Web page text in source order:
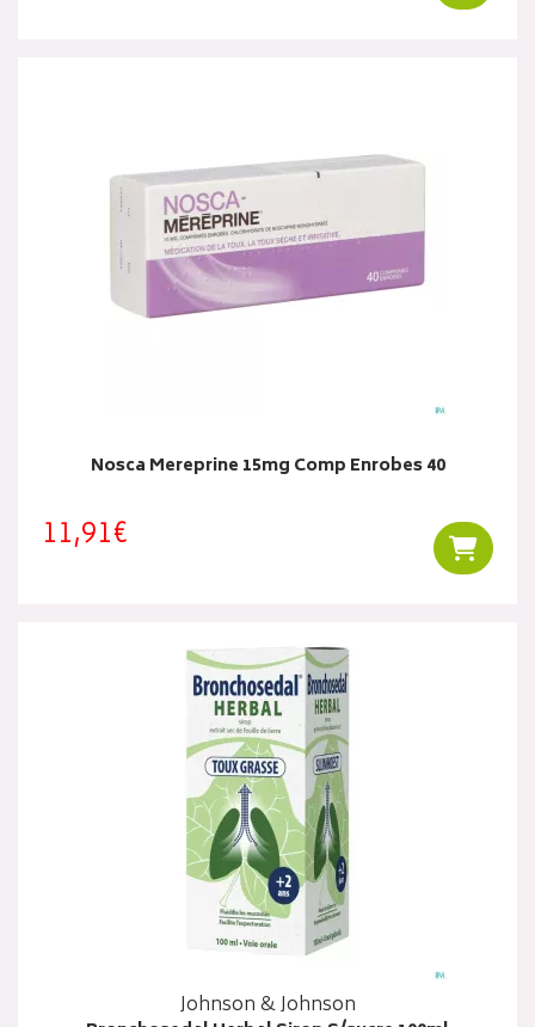
Nosca Mereprine 15mg Comp Enrobes 40
11,91€
Johnson & Johnson